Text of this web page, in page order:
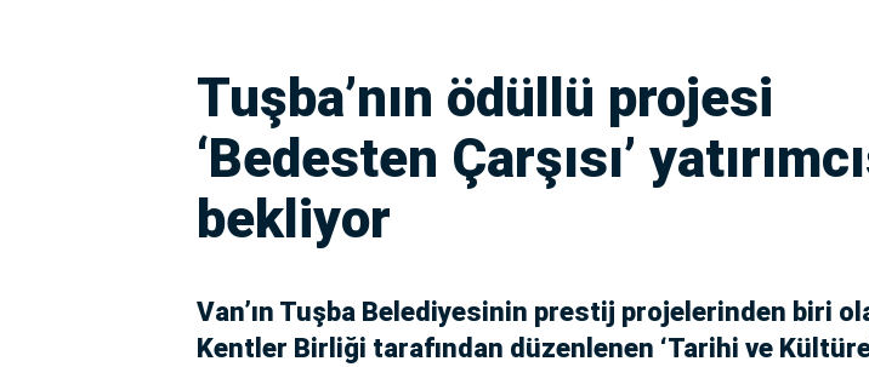
Tuşba’nın ödüllü projesi
‘Bedesten Çarşısı’
bekliyor
Van’ın Tuşba Belediyesinin prestij projelerinden biri
Kentler Birliği tarafından düzenlenen ‘Tarihi ve